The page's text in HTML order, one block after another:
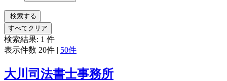
検索する
すべてクリア
検索結果: 1 件
表示件数 20件 | 50件
大川司法書士事務所